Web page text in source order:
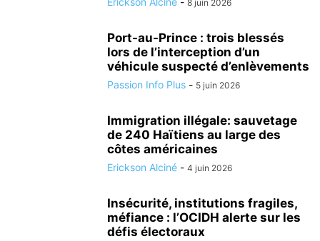
8 juin 2026
Port-au-Prince : trois blessés
lors de l’interception d’un
véhicule suspecté d’enlèvements
Passion Info Plus - 5 juin 2026
Immigration illégale: sauvetage
de 240 Haïtiens au large des
côtes américaines
Erickson Alciné - 4 juin 2026
Insécurité, institutions fragiles,
méfiance : l’OCIDH alerte sur les
défis électoraux